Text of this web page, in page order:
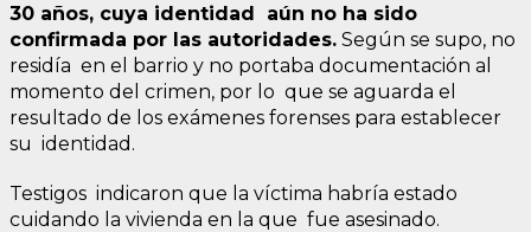
30 años, cuya identidad aún no ha sido
confirmada por las autoridades. Según se supo, no
residía en el barrio y no portaba documentación al
momento del crimen, por lo que se aguarda el
resultado de los exámenes forenses para establecer
su identidad.
Testigos indicaron que la víctima habría estado
cuidando la vivienda en la que fue asesinado.